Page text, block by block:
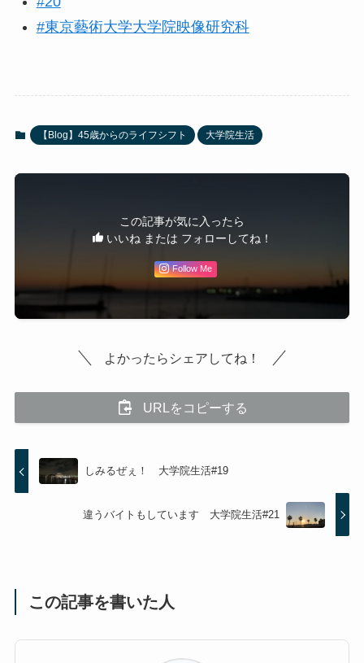
#東京藝術大学大学院映像研究科
【Blog】45歳からのライフシフト 大学院生活
この記事が気に入ったら
いいね または フォローしてね！
Follow Me
よかったらシェアしてね！
URLをコピーする
しみるぜぇ！ 大学院生活#19
違うバイトもしています 大学院生活#21
この記事を書いた人